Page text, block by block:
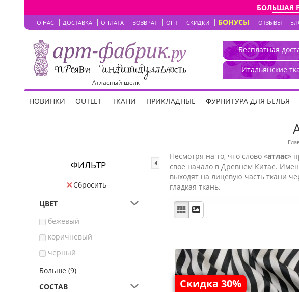
БОЛЬШАЯ
О НАС ДОСТАВКА ОПЛАТА ВОЗВРАТ ОПТ СКИДКИ БОНУСЫ ОТЗЫВЫ
Бесплатная
Итальянские
Атласный шелк
НОВИНКИ OUTLET ТКАНИ ПРИКЛАДНЫЕ ФУРНИТУРА ДЛЯ БЕЛЬЯ
ФИЛЬТР
Сбросить
ЦВЕТ
бежевый
коричневый
черный
белый
бордовый
Больше (9)
СОСТАВ
Несмотря на то, что слово «атлас»
свое начало в Древнем Китае.
выходят на лицевую часть ткани
гладкая ткань.
Скидка 30%